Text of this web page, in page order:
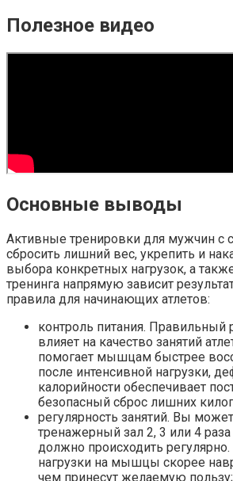
Полезное видео
Основные выводы
Активные тренировки для мужчин с
сбросить лишний вес, укрепить и
выбора конкретных нагрузок, а
тренинга напрямую зависит
правила для начинающих атлетов:
контроль питания. Правильный
влияет на качество занятий
помогает мышцам быстрее
после интенсивной нагрузки,
калорийности обеспечивает
безопасный сброс лишних
регулярность занятий. Вы
тренажерный зал 2, 3 или 4
должно происходить
нагрузки на мышцы скорее
чем принесут желаемую пользу;